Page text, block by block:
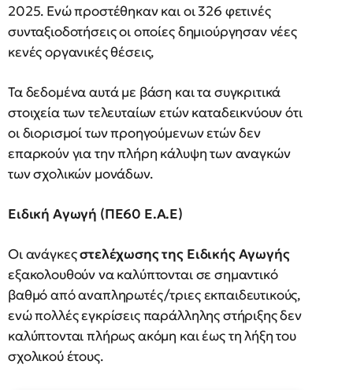
2025. Ενώ προστέθηκαν και οι 326 φετινές
συνταξιοδοτήσεις οι οποίες δημιούργησαν νέες
κενές οργανικές θέσεις,
Τα δεδομένα αυτά με βάση και τα συγκριτικά
στοιχεία των τελευταίων ετών καταδεικνύουν ότι
οι διορισμοί των προηγούμενων ετών δεν
επαρκούν για την πλήρη κάλυψη των αναγκών
των σχολικών μονάδων.
Ειδική Αγωγή (ΠΕ60 Ε.Α.Ε)
Οι ανάγκεςστελέχωσης της Ειδικής Αγωγής
εξακολουθούν να καλύπτονται σε σημαντικό
βαθμό από αναπληρωτές/τριες εκπαιδευτικούς,
ενώ πολλές εγκρίσεις παράλληλης στήριξης δεν
καλύπτονται πλήρως ακόμη και έως τη λήξη του
σχολικού έτους.